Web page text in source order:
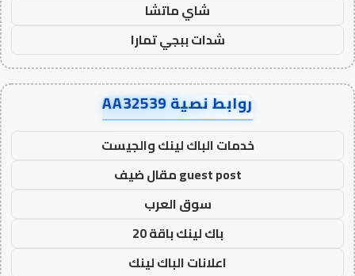
شاي ماتشا
شدات ببجي تمارا
روابط نصية AA32539
خدمات الباك لينك والجيست
guest post مقال ضيف
سوق العرب
باك لينك باقة 20
اعلانات الباك لينك